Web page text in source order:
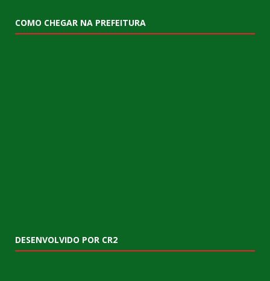
COMO CHEGAR NA PREFEITURA
DESENVOLVIDO POR CR2